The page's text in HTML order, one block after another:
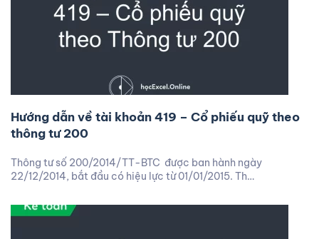
Hướng dẫn về tài khoản 419 – Cổ phiếu quỹ theo
thông tư 200
Thông tư số 200/2014/TT-BTC được ban hành ngày
22/12/2014, bắt đầu có hiệu lực từ 01/01/2015. Th…